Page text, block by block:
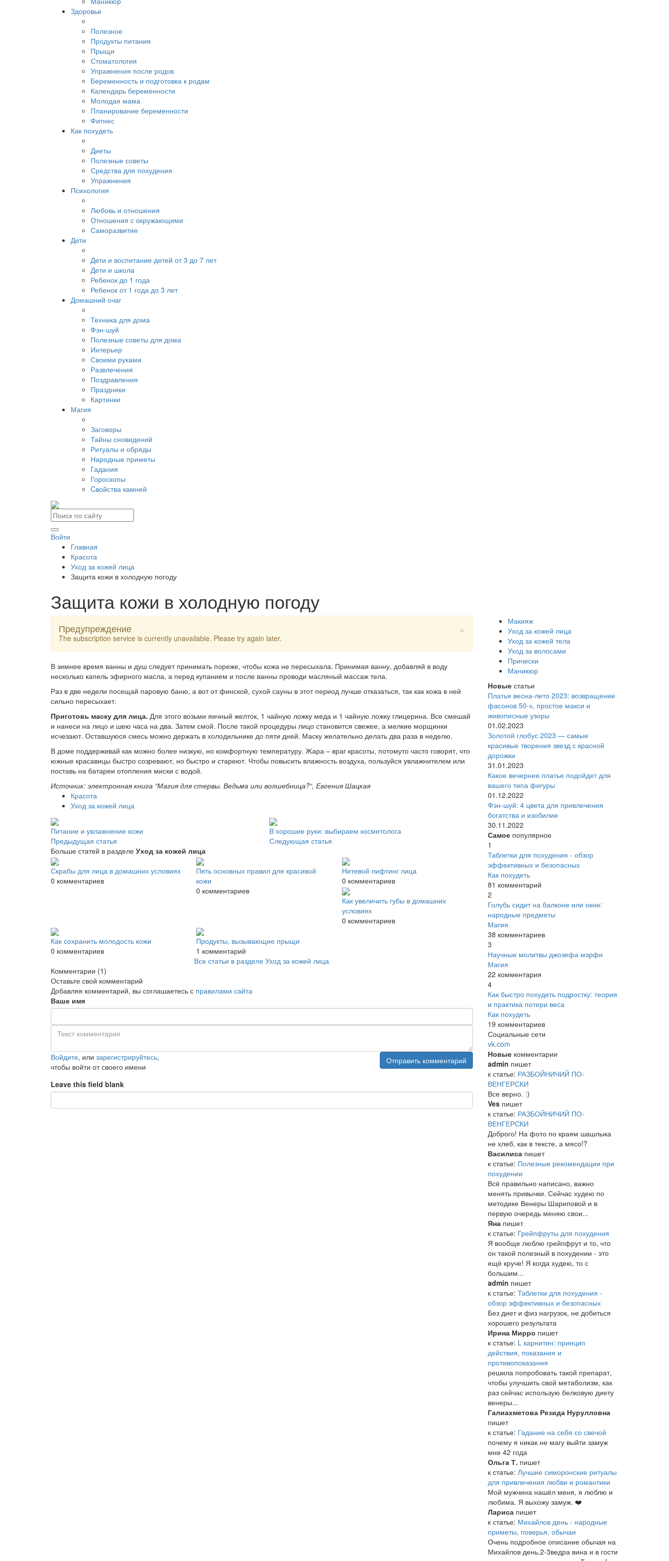
Здоровье
Полезное
Продукты питания
Прыщи
Стоматология
Упражнения после родов
Беременность и подготовка к родам
Календарь беременности
Молодая мама
Планирование беременности
Фитнес
Как похудеть
Диеты
Полезные советы
Средства для похудения
Упражнения
Психология
Любовь и отношения
Отношения с окружающими
Саморазвитие
Дети
Дети и воспитание детей от 3 до 7 лет
Дети и школа
Ребенок до 1 года
Ребенок от 1 года до 3 лет
Домашний очаг
Техника для дома
Фэн-шуй
Полезные советы для дома
Интерьер
Своими руками
Развлечения
Поздравления
Праздники
Картинки
Магия
Заговоры
Тайны сновидений
Ритуалы и обряды
Народные приметы
Гадания
Гороскопы
Cвойства камней
Войти
Главная
Красота
Уход за кожей лица
Защита кожи в холодную погоду
Защита кожи в холодную погоду
×
Предупреждение
The subscription service is currently unavailable. Please try again later.
В зимнее время ванны и душ следует принимать пореже, чтобы кожа не пересыхала. Принимая ванну, добавляй в воду
несколько капель эфирного масла, а перед купанием и после ванны проводи масляный массаж тела.
Раз в две недели посещай паровую баню, а вот от финской, сухой сауны в этот период лучше отказаться, так как кожа в ней
сильно пересыхает.
Приготовь маску для лица. Для этого возьми яичный желток, 1 чайную ложку меда и 1 чайную ложку глицерина. Все смешай
и нанеси на лицо и шею часа на два. Затем смой. После такой процедуры лицо становится свежее, а мелкие морщинки
исчезают. Оставшуюся смесь можно держать в холодильнике до пяти дней. Маску желательно делать два раза в неделю.
В доме поддерживай как можно более низкую, но комфортную температуру. Жара – враг красоты, потомуто часто говорят, что
южные красавицы быстро созревают, но быстро и стареют. Чтобы повысить влажность воздуха, пользуйся увлажнителем или
поставь на батареи отопления миски с водой.
Источник: электронная книга “Магия для стервы. Ведьма или волшебница?“, Евгения Шацкая
Красота
Уход за кожей лица
Питание и увлажнение кожи
Предыдущая статья
В хорошие руки: выбираем косметолога
Следующая статья
Больше статей в разделе Уход за кожей лица
Скрабы для лица в домашних условиях
0 комментариев
Пять основных правил для красивой
кожи
0 комментариев
Нитевой лифтинг лица
0 комментариев
Как увеличить губы в домашних
условиях
0 комментариев
Как сохранить молодость кожи
0 комментариев
Продукты, вызывающие прыщи
1 комментарий
Все статьи в разделе Уход за кожей лица
Комментарии (1)
Оставьте свой комментарий
Добавляя комментарий, вы соглашаетесь с правилами сайта
Ваше имя
Войдите, или зарегистрируйтесь,
чтобы войти от своего имени
Отправить комментарий
Leave this field blank
Макияж
Уход за кожей лица
Уход за кожей тела
Уход за волосами
Прически
Маникюр
Новыестатьи
Платья весна-лето 2023: возвращение
фасонов 50-х, простое макси и
живописные узоры
01.02.2023
Золотой глобус 2023 — самые
красивые творения звезд с красной
дорожки
31.01.2023
Какое вечернее платье подойдет для
вашего типа фигуры
01.12.2022
Фэн-шуй: 4 цвета для привлечения
богатства и изобилие
30.11.2022
Самоепопулярное
1
Таблетки для похудения - обзор
эффективных и безопасных
Как похудеть
81 комментарий
2
Голубь сидит на балконе или окне:
народные предметы
Магия
38 комментариев
3
Научные молитвы джозефа мэрфи
Магия
22 комментария
4
Как быстро похудеть подростку: теория
и практика потери веса
Как похудеть
19 комментариев
Социальные сети
vk.com
Новыекомментарии
admin пишет
к статье: РАЗБОЙНИЧИЙ ПО-
ВЕНГЕРСКИ
Все верно. :)
Vesпишет
к статье: РАЗБОЙНИЧИЙ ПО-
ВЕНГЕРСКИ
Доброго! На фото по краям шашлыка
не хлеб, как в тексте, а мясо!?
Василисапишет
к статье: Полезные рекомендации при
похудении
Всё правильно написано, важно
менять привычки. Сейчас худею по
методике Венеры Шариповой и в
первую очередь меняю свои...
Янапишет
к статье: Грейпфруты для похудения
Я вообще люблю грейпфрут и то, что
он такой полезный в похудении - это
ещё круче! Я когда худею, то с
большим...
admin пишет
к статье: Таблетки для похудения -
обзор эффективных и безопасных
Без диет и физ нагрузок, не добиться
хорошего результата
Ирина Мирро пишет
к статье: L карнитин: принцип
действия, показания и
противопоказания
решила попробовать такой препарат,
чтобы улучшить свой метаболизм, как
раз сейчас использую белковую диету
венеры...
Галиахметова Резида Нурулловна
пишет
к статье: Гадание на себя со свечой
почему я никак не магу выйти замуж
мне 42 года
Ольга Т. пишет
к статье: Лучшие симоронские ритуалы
для привлечения любви и романтики
Мой мужчина нашёл меня, я люблю и
любима. Я выхожу замуж. ❤️
Ларисапишет
к статье: Михайлов день - народные
приметы, поверья, обычаи
Очень подробное описание обычая на
Михайлов день.2-3ведра вина и в гости